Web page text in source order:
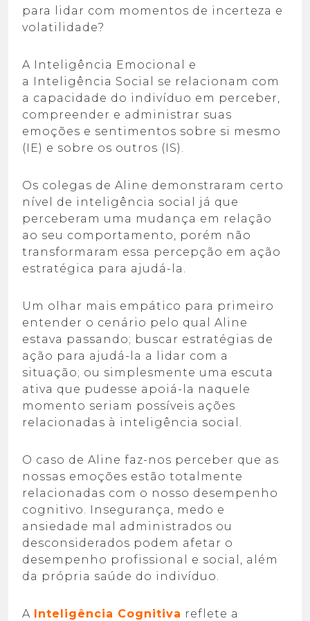
para lidar com momentos de incerteza e
volatilidade?
A Inteligência Emocional e
a Inteligência Social
se relacionam com
a capacidade do indivíduo em perceber,
compreender e administrar suas
emoções e sentimentos sobre si mesmo
(IE) e sobre os outros (IS).
Os colegas de Aline demonstraram certo
nível de inteligência social já que
perceberam uma mudança em relação
ao seu comportamento, porém não
transformaram essa percepção em ação
estratégica para ajudá-la.
Um olhar mais empático para primeiro
entender o cenário pelo qual Aline
estava passando; buscar estratégias de
ação para ajudá-la a lidar com a
situação; ou simplesmente uma escuta
ativa que pudesse apoiá-la naquele
momento seriam possíveis ações
relacionadas à inteligência social.
O caso de Aline faz-nos perceber que as
nossas emoções estão totalmente
relacionadas com o nosso desempenho
cognitivo. Insegurança, medo e
ansiedade mal administrados ou
desconsiderados podem afetar o
desempenho profissional e social, além
da própria saúde do indivíduo.
A Inteligência Cognitiva reflete a